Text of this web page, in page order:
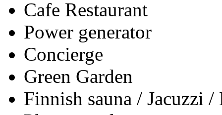
Cafe Restaurant
Power generator
Concierge
Green Garden
Finnish sauna / Jacuzzi /